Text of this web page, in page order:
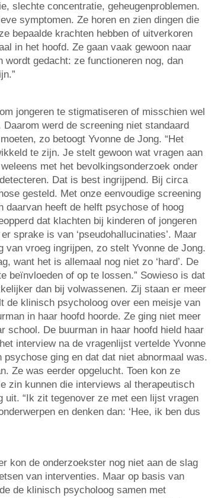
slechte concentratie, geheugenproblemen.
symptomen. Ze horen en zien dingen die
bepaalde krachten hebben of uitverkoren
in het hoofd. Ze gaan vaak gewoon naar
wordt gedacht: ze functioneren nog, dan
jongeren te stigmatiseren of misschien wel
werd de screening niet standaard
zo betoogt Yvonne de Jong. “Het
te zijn. Je stelt gewoon wat vragen aan
met het bevolkingsonderzoek onder
Dat is best ingrijpend. Bij circa
gesteld. Met onze eenvoudige screening
daarvan heeft de helft psychose of hoog
dat klachten bij kinderen of jongeren
sprake is van ‘pseudohallucinaties’. Maar
van vroeg ingrijpen, zo stelt Yvonne de Jong.
want het is allemaal nog niet zo ‘hard’. De
beïnvloeden of op te lossen.” Sowieso is dat
dan bij volwassenen. Zij staan er meer
de klinisch psycholoog over een meisje van
in haar hoofd hoorde. Ze ging niet meer
school. De buurman in haar hoofd hield haar
interview na de vragenlijst vertelde Yvonne
psychose ging en dat dat niet abnormaal was.
Ze was eerder opgelucht. Toen kon ze
zin kunnen die interviews al therapeutisch
uit. “Ik zit tegenover ze met een lijst vragen
en denken dan: ‘Hee, ik ben dus
kon de onderzoekster nog niet aan de slag
van interventies. Maar op basis van
de klinisch psycholoog samen met